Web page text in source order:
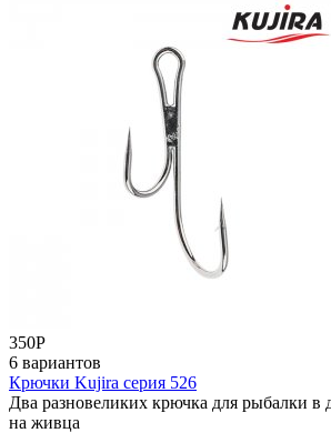
350Р
6 вариантов
Крючки Kujira серия 526
Два разновеликих крючка для рыбалки в
на живца